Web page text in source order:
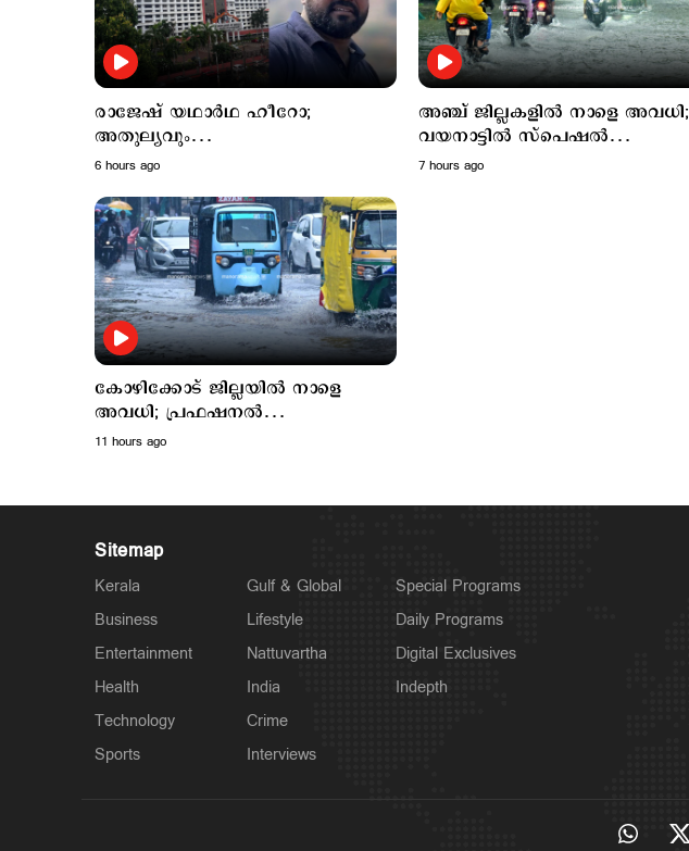
രാജേഷ് യഥാർഥ ഹീറോ;
അതുല്യവും
സമാനതകളില്ലാത്തതുമായ ത്യാഗം:
6 hours ago
അഞ്ച് ജില്ലകളില്‍ നാളെ അവധി;
വയനാട്ടില്‍ സ്പെഷല്‍
ക്ലാസുകള്‍ക്ക് അവധി
7 hours ago
കോഴിക്കോട് ജില്ലയില്‍ നാളെ
അവധി; പ്രഫഷനല്‍
കോളജുകള്‍ക്ക് ബാധമകല്ല
11 hours ago
Sitemap
Kerala
Business
Entertainment
Health
Technology
Sports
Gulf & Global
Lifestyle
Nattuvartha
India
Crime
Interviews
Special Programs
Daily Programs
Digital Exclusives
Indepth